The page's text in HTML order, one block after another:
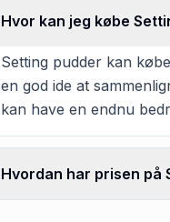
Hvor kan jeg købe
Setting pudder kan
en god ide at
kan have en endnu
Hvordan har prisen på